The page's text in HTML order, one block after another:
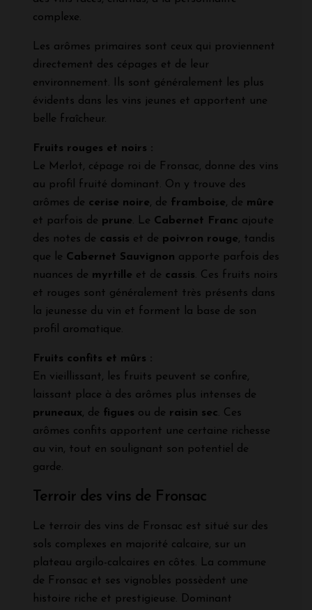
complexe.
Les arômes primaires sont ceux qui proviennent
directement des cépages et de leur
environnement. Ils sont généralement les plus
évidents dans les vins jeunes et apportent une
belle fraîcheur.
Fruits rouges et noirs :
Le Merlot, cépage roi de Fronsac, donne des vins
au profil fruité dominant. On y trouve des
arômes de cerise noire, de framboise, de mûre
et parfois de prune. Le Cabernet Franc ajoute
des notes de cassis et de poivron rouge, tandis
que le Cabernet Sauvignon apporte parfois des
nuances de myrtille et de cassis. Ces fruits noirs
et rouges sont généralement très présents dans
la jeunesse du vin et forment la base de son
profil aromatique.
Fruits confits et mûrs :
En vieillissant, les fruits peuvent se confire,
laissant place à des arômes plus intenses de
pruneaux, de figues ou de raisin sec. Ces
arômes confits apportent une certaine richesse
au vin, tout en soulignant son potentiel de
garde.
Terroir des vins de Fronsac
Le terroir des vins de Fronsac est situé sur des
sols complexes en majorité calcaire, sur un
plateau argilo-calcaires en côtes. La commune
de Fronsac et ses vignobles possèdent une
histoire riche et prestigieuse. Dominant